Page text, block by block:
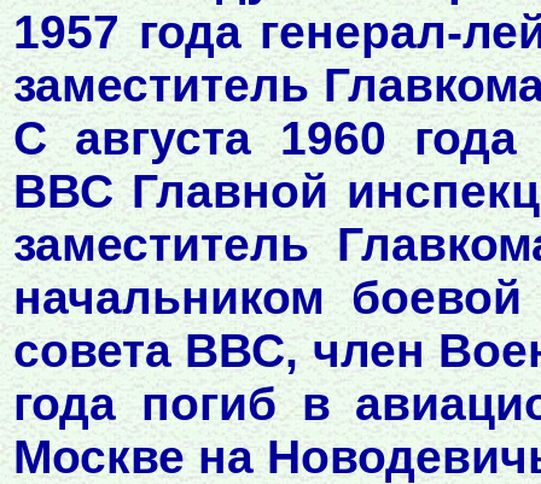
1957 года генерал-
заместитель
С августа 1960
ВВС Главной
заместитель
начальником
совета ВВС, член
года погиб в
Москве на